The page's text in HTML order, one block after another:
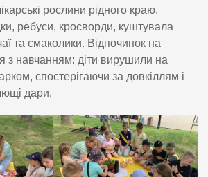
рослини рідного краю,
ребуси, кросворди, куштувала
та смаколики. Відпочинок на
з навчанням: діти вирушили на
спостерігаючи за довкіллям і
дари.